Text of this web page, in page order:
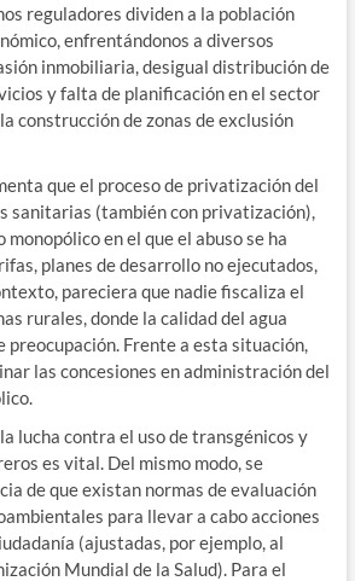
reguladores dividen a la población
enfrentándonos a diversos
inmobiliaria, desigual distribución de
y falta de planificación en el sector
construcción de zonas de exclusión
que el proceso de privatización del
sanitarias (también con privatización),
en el que el abuso se ha
planes de desarrollo no ejecutados,
pareciera que nadie fiscaliza el
rurales, donde la calidad del agua
preocupación. Frente a esta situación,
las concesiones en administración del
lucha contra el uso de transgénicos y
es vital. Del mismo modo, se
de que existan normas de evaluación
para llevar a cabo acciones
(ajustadas, por ejemplo, al
Mundial de la Salud). Para el